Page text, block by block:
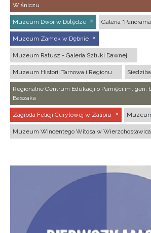
Wiśniczu
Muzeum Dwór w Dołędze Galeria
Muzeum Zamek w Dębnie
Muzeum Ratusz - Galeria Sztuki Dawnej
Muzeum Historii Tarnowa i Regionu Siedziba
Regionalne Centrum Edukacji o Pamięci im. gen.
Baszaka
Zagroda Felicji Curyłowej w Zalipiu
Muzeum Wincentego Witosa w